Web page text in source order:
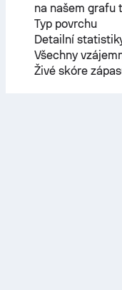
na našem grafu
Typ povrchu
Detailní
Všechny
Živé skóre